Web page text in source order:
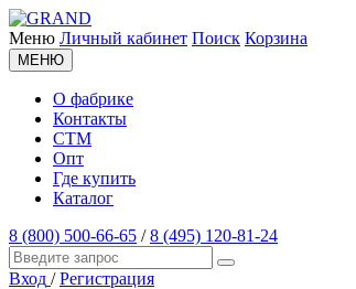
Меню Личный кабинет Поиск Корзина
МЕНЮ
О фабрике
Контакты
СТМ
Опт
Где купить
Каталог
8 (800) 500-66-65 /8 (495) 120-81-24
Вход / Регистрация